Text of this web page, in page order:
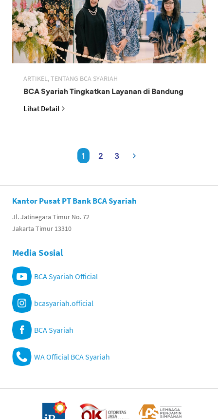
ARTIKEL, TENTANG BCA SYARIAH
BCA Syariah Tingkatkan Layanan di Bandung
Lihat Detail
1 2 3
Kantor Pusat PT Bank BCA Syariah
Jl. Jatinegara Timur No. 72
Jakarta Timur 13310
Media Sosial
BCA Syariah Official
bcasyariah.official
BCA Syariah
WA Official BCA Syariah